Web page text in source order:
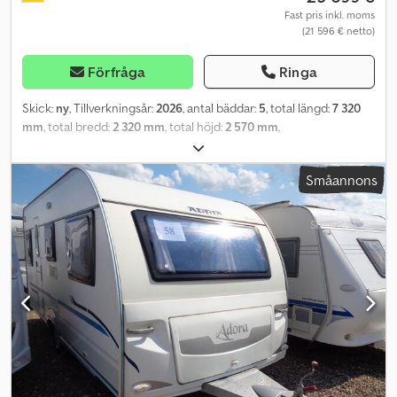
Fast pris inkl. moms
(21 596 € netto)
Förfråga Ringa
Skick: ny, Tillverkningsår: 2026, antal bäddar: 5, total längd:7 320
mm , total bredd: 2 320 mm , total höjd: 2 570 mm
, totalvikt:
parkeringsvärmare, Nytt fordon, modell 2026 – listpris 28 278
euro inklusive transportkostnader Du kan nå oss måndag till
fredag mellan 09:00 och 18:00! Och på lördagar mellan 09:00 och
16:00! Kontakt: Internnummer för frågor: 252 Fordonets
specifikationer: * Första registrering: Nytt * Tjänstevikt: 1227 kg *
Tillåten totalvikt: 1500 kg * Längd totalt: 7,32 m * Längd,
påbyggnad: 6,02 m * Bredd: 2,32 m * Höjd: 2,57 m * Inre höjd: 1,96 m
* Omkretsmått: 9,93 m Utrustning: * Antal sovplatser: 5 *
Tvärgående säng i framdelen, 2,06 x 1,34 m * Våningssäng i
bakdelen, 1,88 x 0,70 m * Mittsittgrupp, 1,95 x 0,95 m * Köksdel *
Varmvatten * Badrum med toalett, handfat och dusch *
Gasvärmare TRUMA S 5004 * Rullgardiner med insektsnät *
Antislangringskoppling * Insektsnät i dörren * Panoramaglastak *
Småannons